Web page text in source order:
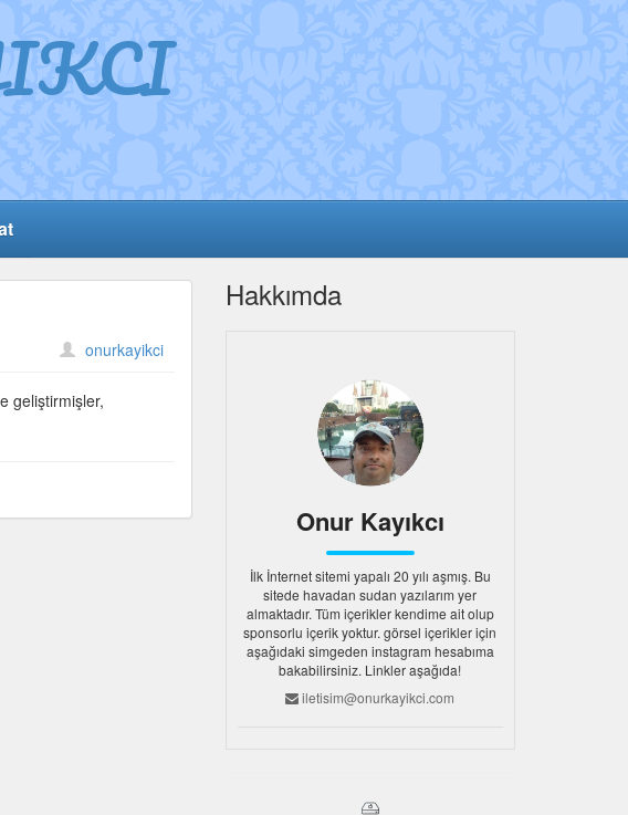
onurkayikci
geliştirmişler,
Hakkımda
Onur Kayıkcı
İlk İnternet sitemi yapalı 20 yılı aşmış. Bu
sitede havadan sudan yazılarım yer
almaktadır. Tüm içerikler kendime ait olup
sponsorlu içerik yoktur. görsel içerikler için
aşağıdaki simgeden instagram hesabıma
bakabilirsiniz. Linkler aşağıda!
iletisim@onurkayikci.com